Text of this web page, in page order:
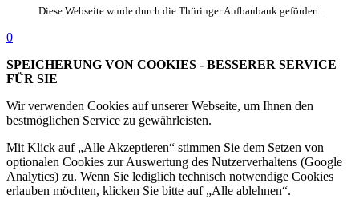
Diese Webseite wurde durch die Thüringer Aufbaubank gefördert.
0
SPEICHERUNG VON COOKIES - BESSERER SERVICE
FÜR SIE
Wir verwenden Cookies auf unserer Webseite, um Ihnen den
bestmöglichen Service zu gewährleisten.
Mit Klick auf „Alle Akzeptieren“ stimmen Sie dem Setzen von
optionalen Cookies zur Auswertung des Nutzerverhaltens (Google
Analytics) zu. Wenn Sie lediglich technisch notwendige Cookies
erlauben möchten, klicken Sie bitte auf „Alle ablehnen“.